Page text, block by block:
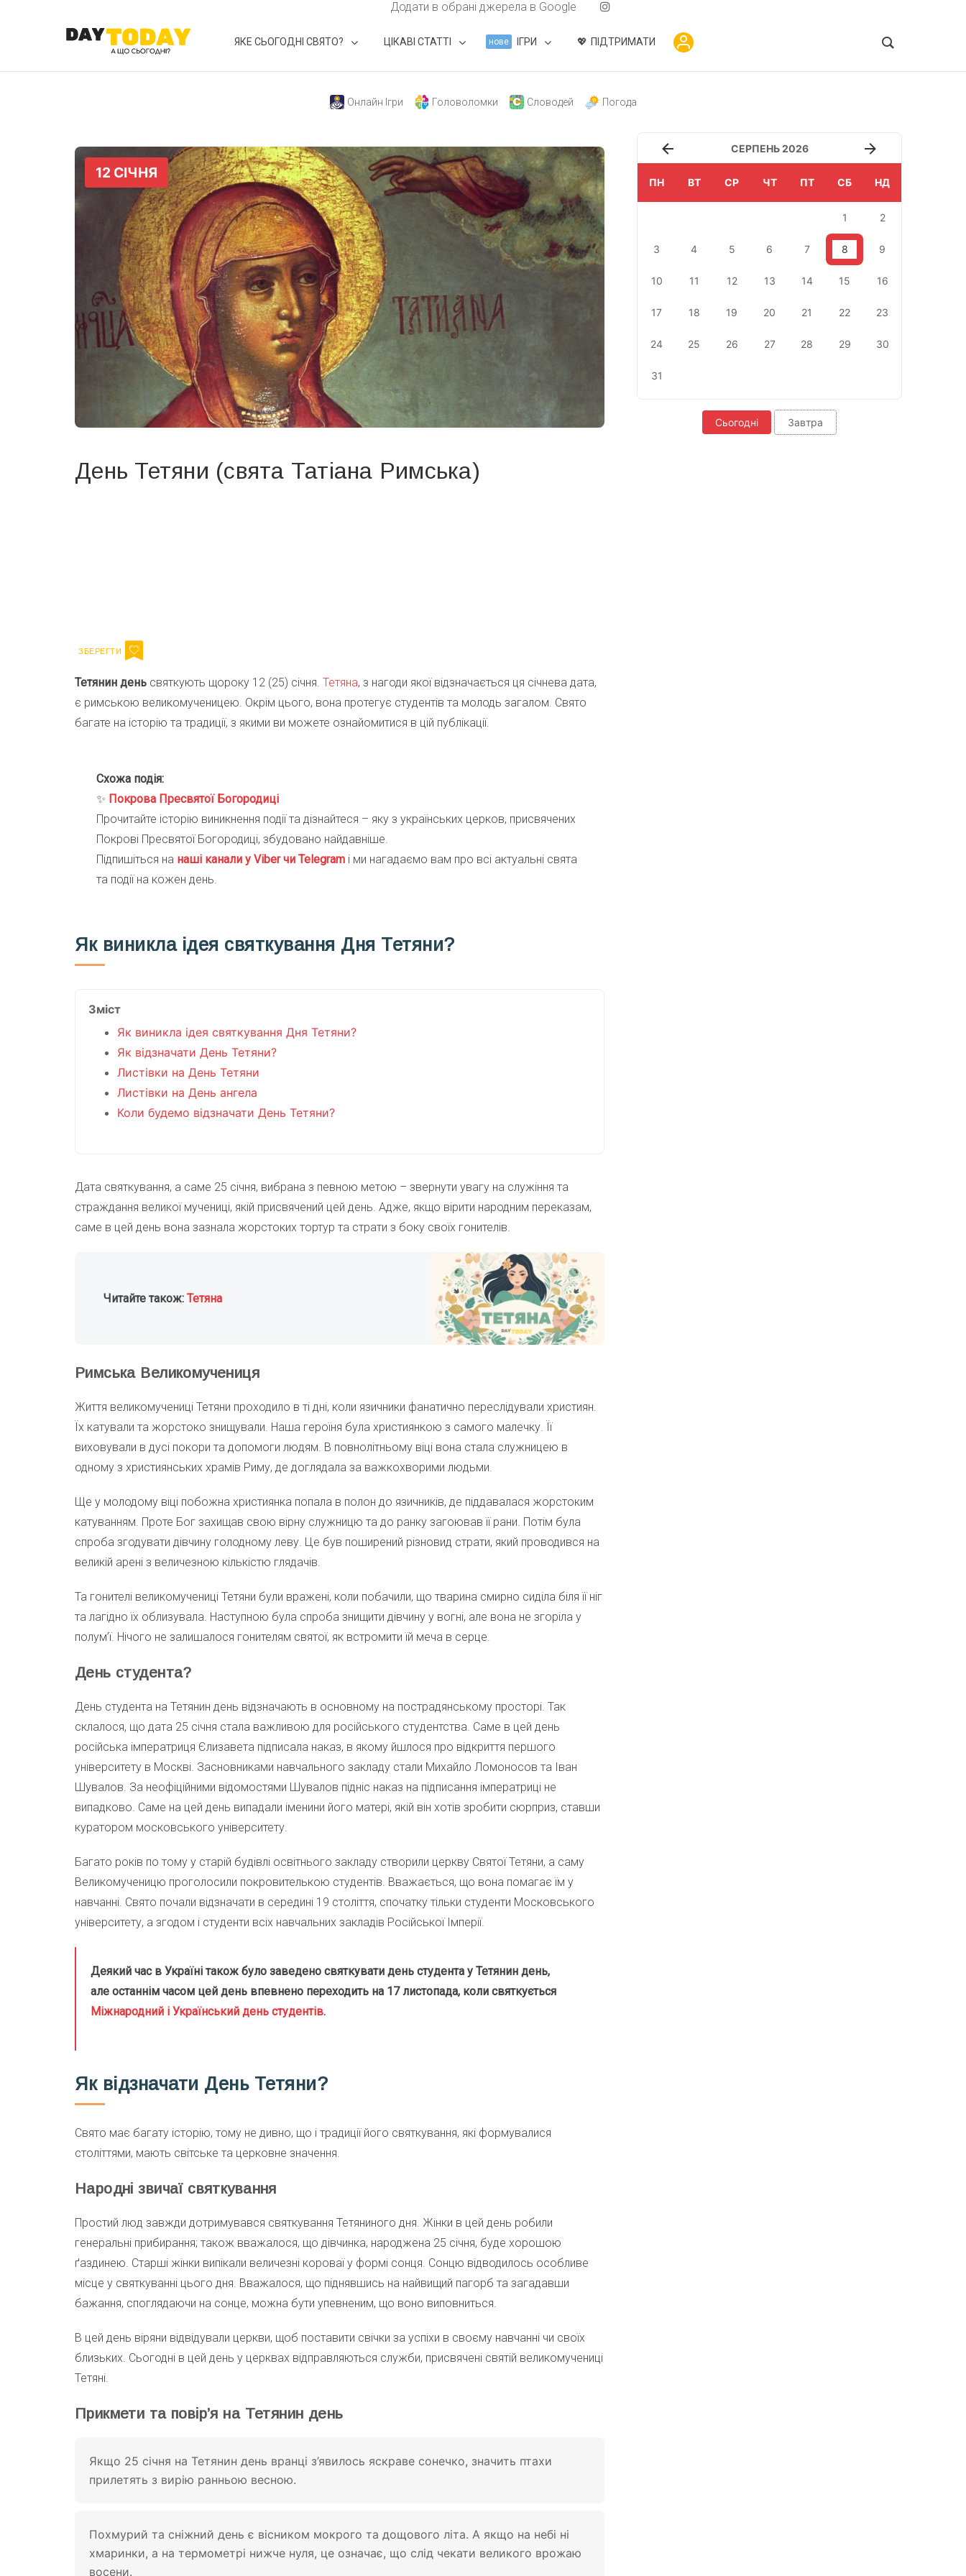
Додати в обрані джерела в Google
ЯКЕ СЬОГОДНІ СВЯТО? ЦІКАВІ СТАТТІ нове ІГРИ ПІДТРИМАТИ
Онлайн Ігри Головоломки Словодей Погода
День Тетяни (свята Татіана Римська)
Тетянин день святкують щороку 12 (25) січня. Тетяна, з нагоди якої відзначається ця січнева дата,
є римською великомученицею. Окрім цього, вона протегує студентів та молодь загалом. Свято
багате на історію та традиції, з якими ви можете ознайомитися в цій публікації.
Схожа подія:
✨ Покрова Пресвятої Богородиці
Прочитайте історію виникнення події та дізнайтеся – яку з українських церков, присвячених
Покрові Пресвятої Богородиці, збудовано найдавніше.
Підпишіться на наші канали у Viber чи Telegram і ми нагадаємо вам про всі актуальні свята
та події на кожен день.
Як виникла ідея святкування Дня Тетяни?
Зміст
Як виникла ідея святкування Дня Тетяни?
Як відзначати День Тетяни?
Листівки на День Тетяни
Листівки на День ангела
Коли будемо відзначати День Тетяни?
Дата святкування, а саме 25 січня, вибрана з певною метою – звернути увагу на служіння та
страждання великої мучениці, якій присвячений цей день. Адже, якщо вірити народним переказам,
саме в цей день вона зазнала жорстоких тортур та страти з боку своїх гонителів.
Читайте також: Тетяна
Римська Великомучениця
Життя великомучениці Тетяни проходило в ті дні, коли язичники фанатично переслідували християн.
Їх катували та жорстоко знищували. Наша героїня була християнкою з самого малечку. Її
виховували в дусі покори та допомоги людям. В повнолітньому віці вона стала служницею в
одному з християнських храмів Риму, де доглядала за важкохворими людьми.
Ще у молодому віці побожна християнка попала в полон до язичників, де піддавалася жорстоким
катуванням. Проте Бог захищав свою вірну служницю та до ранку загоював її рани. Потім була
спроба згодувати дівчину голодному леву. Це був поширений різновид страти, який проводився на
великій арені з величезною кількістю глядачів.
Та гонителі великомучениці Тетяни були вражені, коли побачили, що тварина смирно сиділа біля її ніг
та лагідно їх облизувала. Наступною була спроба знищити дівчину у вогні, але вона не згоріла у
полум’ї. Нічого не залишалося гонителям святої, як встромити їй меча в серце.
День студента?
День студента на Тетянин день відзначають в основному на пострадянському просторі. Так
склалося, що дата 25 січня стала важливою для російського студентства. Саме в цей день
російська імператриця Єлизавета підписала наказ, в якому йшлося про відкриття першого
університету в Москві. Засновниками навчального закладу стали Михайло Ломоносов та Іван
Шувалов. За неофіційними відомостями Шувалов підніс наказ на підписання імператриці не
випадково. Саме на цей день випадали іменини його матері, якій він хотів зробити сюрприз, ставши
куратором московського університету.
Багато років по тому у старій будівлі освітнього закладу створили церкву Святої Тетяни, а саму
Великомученицю проголосили покровителькою студентів. Вважається, що вона помагає їм у
навчанні. Свято почали відзначати в середині 19 століття, спочатку тільки студенти Московського
університету, а згодом і студенти всіх навчальних закладів Російської Імперії.
Деякий час в Україні також було заведено святкувати день студента у Тетянин день,
але останнім часом цей день впевнено переходить на 17 листопада, коли святкується
Міжнародний і Український день студентів.
Як відзначати День Тетяни?
Свято має багату історію, тому не дивно, що і традиції його святкування, які формувалися
століттями, мають світське та церковне значення.
Народні звичаї святкування
Простий люд завжди дотримувався святкування Тетяниного дня. Жінки в цей день робили
генеральні прибирання; також вважалося, що дівчинка, народжена 25 січня, буде хорошою
ґаздинею. Старші жінки випікали величезні короваї у формі сонця. Сонцю відводилось особливе
місце у святкуванні цього дня. Вважалося, що піднявшись на найвищий пагорб та загадавши
бажання, споглядаючи на сонце, можна бути упевненим, що воно виповниться.
В цей день віряни відвідували церкви, щоб поставити свічки за успіхи в своєму навчанні чи своїх
близьких. Сьогодні в цей день у церквах відправляються служби, присвячені святій великомучениці
Тетяні.
Прикмети та повір’я на Тетянин день
Якщо 25 січня на Тетянин день вранці з’явилось яскраве сонечко, значить птахи
прилетять з вирію ранньою весною.
Похмурий та сніжний день є вісником мокрого та дощового літа. А якщо на небі ні
хмаринки, а на термометрі нижче нуля, це означає, що слід чекати великого врожаю
восени.
СЕРПЕНЬ 2026
ПН ВТ СР ЧТ ПТ СБ НД
1 2
3 4 5 6 7 8 9
10 11 12 13 14 15 16
17 18 19 20 21 22 23
24 25 26 27 28 29 30
31
Сьогодні Завтра